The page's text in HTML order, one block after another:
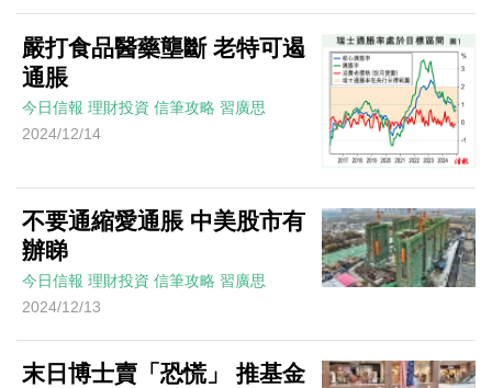
嚴打食品醫藥壟斷 老特可遏
通脹
今日信報 理財投資 信筆攻略 習廣思
2024/12/14
不要通縮愛通脹 中美股市有
辦睇
今日信報 理財投資 信筆攻略 習廣思
2024/12/13
末日博士賣「恐慌」 推基金